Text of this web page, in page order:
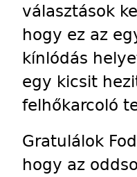
választások
hogy ez az
kínlódás
egy kicsit
felhőkarcoló
Gratulálok
hogy az